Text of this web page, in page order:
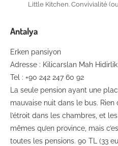
Little Kitchen. Convivialité
Antalya
Erken pansiyon
Adresse : Kilicarslan Mah
Tel : +90 242 247 60 92
La seule pension ayant une
mauvaise nuit dans le bus.
l’étroit dans les chambres, et
mêmes qu’en province, mais
toutes les pensions. 90 TL (33